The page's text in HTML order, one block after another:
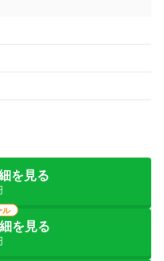
を見る
を見る
ル